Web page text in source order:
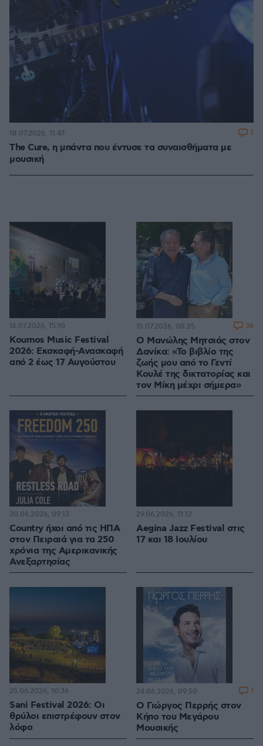
The Cure, η μπάντα που έντυσε τα συναισθήματα με
μουσική
18.07.2026, 11:47 7
Kournos Music Festival
2026: Εκσκαφή-Ανασκαφή
από 2 έως 17 Αυγούστου
16.07.2026, 15:10
Ο Μανώλης Μητσιάς στον
Δανίκα: «Το βιβλίο της
ζωής μου από το Γεντί
Κουλέ της δικτατορίας και
τον Μίκη μέχρι σήμερα»
15.07.2026, 08:25 36
Country ήχοι από τις ΗΠΑ
στον Πειραιά για τα 250
χρόνια της Αμερικανικής
Ανεξαρτησίας
30.06.2026, 09:13
Aegina Jazz Festival στις
17 και 18 Ιουλίου
29.06.2026, 11:12
Sani Festival 2026: Οι
θρύλοι επιστρέφουν στον
λόφο
25.06.2026, 10:36
Ο Γιώργος Περρής στον
Κήπο του Μεγάρου
Μουσικής
24.06.2026, 09:50 1